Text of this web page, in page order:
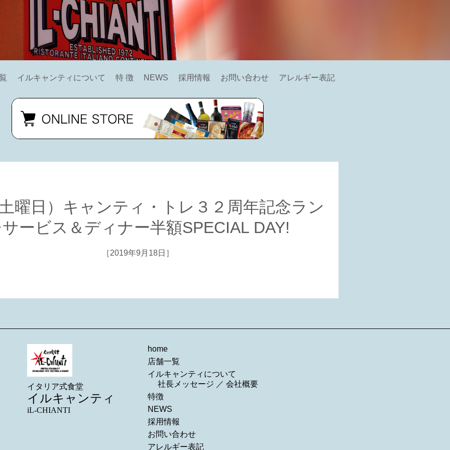
イルキャンティについて 特 徴 NEWS 採用情報 お問い合わせ アレルギー表記
曜日）キャンティ・トレ３２周年記念ラン
ービス＆ディナー半額SPECIAL DAY!
［2019年9月18日］
イタリア式食堂
イルキャンティ
iL-CHIANTI
home
店舗一覧
イルキャンティについて
社長メッセージ ／ 会社概要
特徴
NEWS
採用情報
お問い合わせ
アレルギー表記